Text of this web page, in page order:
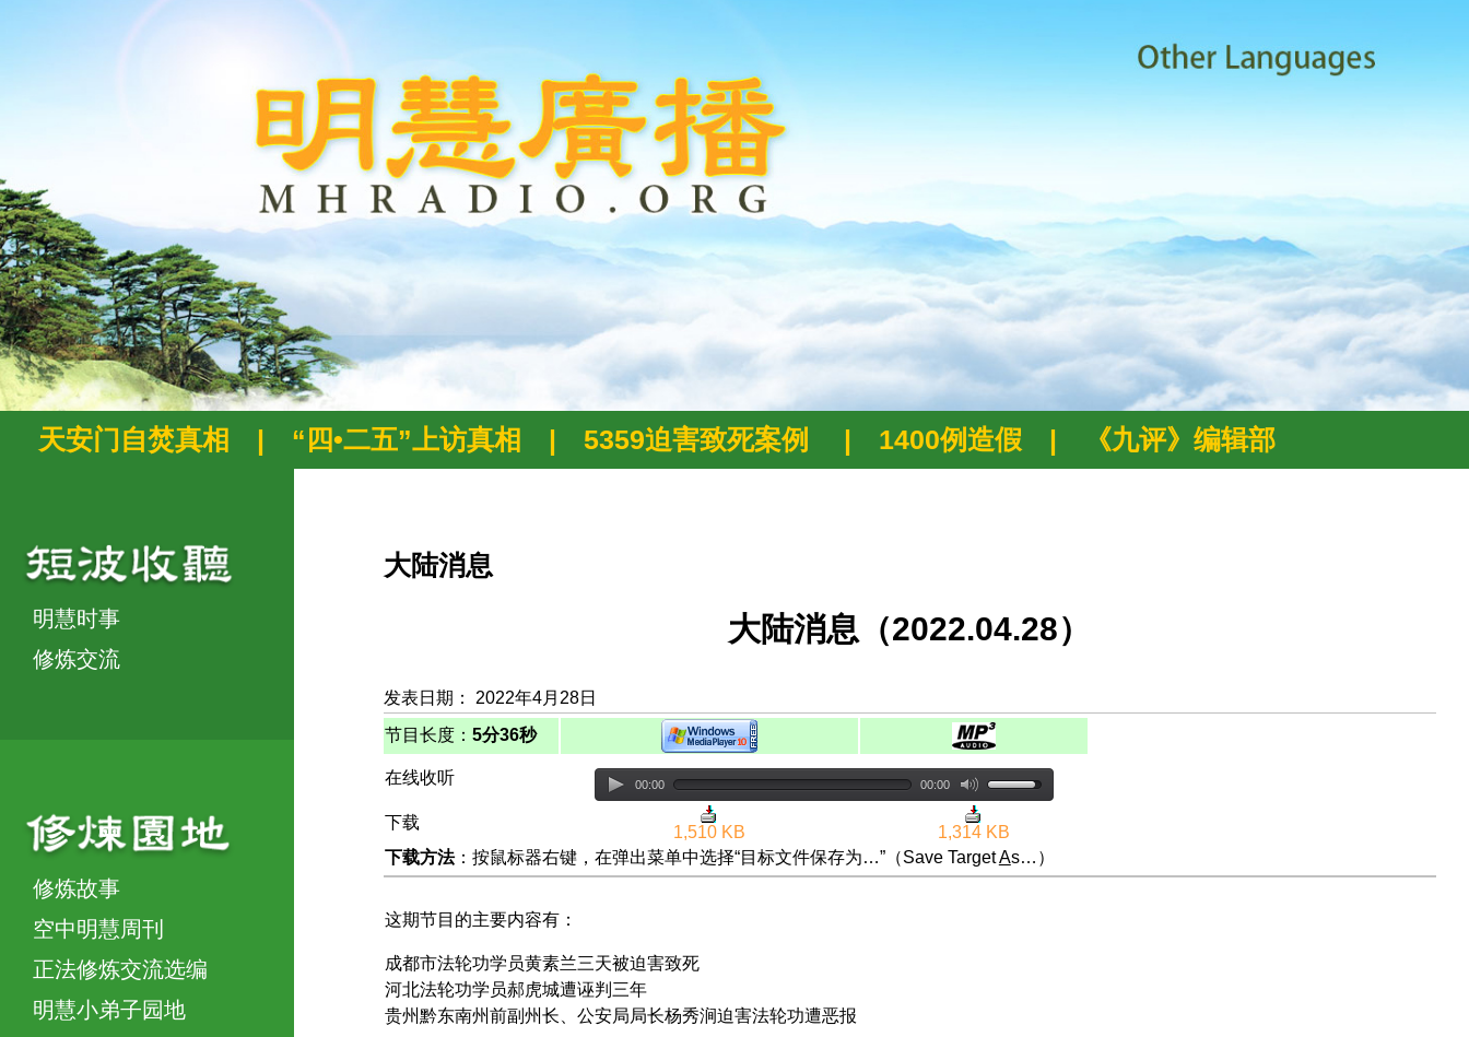
天安门自焚真相 | “四•二五”上访真相 | 5359迫害致死案例 | 1400例造假 | 《九评》编辑部
明慧时事
修炼交流
修炼故事
空中明慧周刊
正法修炼交流选编
明慧小弟子园地
大陆消息
大陆消息（2022.04.28）
发表日期： 2022年4月28日
节目长度： 5分36秒
在线收听 00:00 00:00
下载
1,510 KB
1,314 KB
下载方法：按鼠标器右键，在弹出菜单中选择“目标文件保存为…”（Save TargetAs…）
这期节目的主要内容有：
成都市法轮功学员黄素兰三天被迫害致死
河北法轮功学员郝虎城遭诬判三年
贵州黔东南州前副州长、公安局局长杨秀涧迫害法轮功遭恶报